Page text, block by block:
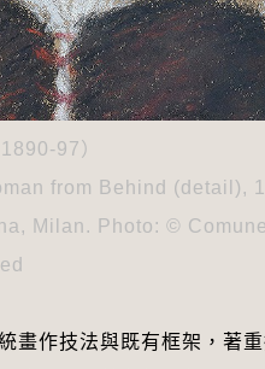
97）
from Behind (detail),
Milan. Photo: ©
畫作技法與既有框架，著